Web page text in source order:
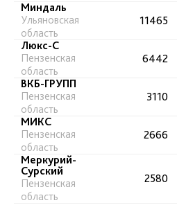
Миндаль
Ульяновская
область
11465
Люкс-С
Пензенская
область
6442
ВКБ-ГРУПП
Пензенская
область
3110
МИКС
Пензенская
область
2666
Меркурий-
Сурский
Пензенская
область
2580